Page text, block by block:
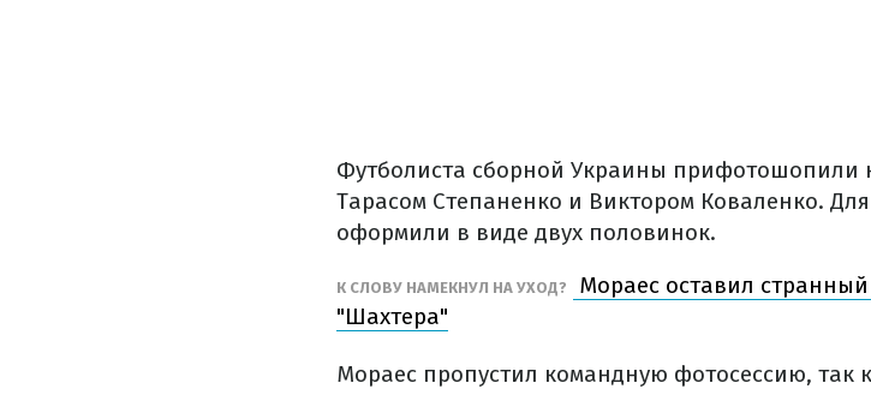
Футболиста сборной Украины прифотошопили
Тарасом Степаненко и Виктором Коваленко.
оформили в виде двух половинок.
К СЛОВУ НАМЕКНУЛ НА УХОД?
Мораес оставил
"Шахтера"
Мораес пропустил командную фотосессию, так